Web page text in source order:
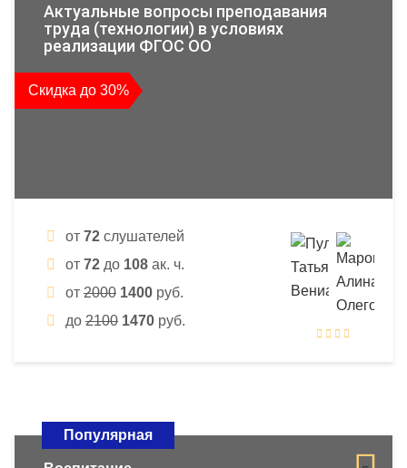
Актуальные вопросы преподавания
труда (технологии) в условиях
реализации ФГОС ОО
Скидка до 30%
от 72 слушателей
от 72 до 108 ак. ч.
от 2000 1400 руб.
до 2100 1470 руб.
Популярная